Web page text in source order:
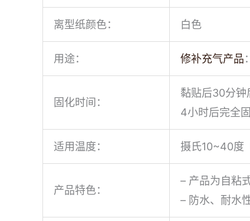
离型纸颜色： 白色
用途： 修补充气产品
固化时间：
黏贴后30分钟
4小时后完全
适用温度： 摄氏10~40度
产品特色：
– 产品为自粘
– 防水、耐水